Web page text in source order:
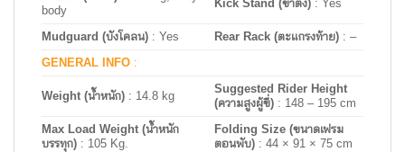
body
Kick Stand (ขาตั้ง) :Yes
Mudguard (บังโคลน) : Yes Rear Rack (ตะแกรงท้าย) : –
GENERAL INFO :
Weight (น้ำหนัก) : 14.8 kg
Suggested Rider Height
(ความสูงผู้ขี่) : 148 – 195 cm
Max Load Weight (น้ำหนัก
บรรทุก) : 105 Kg.
Folding Size (ขนาดเฟรม
ตอนพับ) : 44 × 91 × 75 cm